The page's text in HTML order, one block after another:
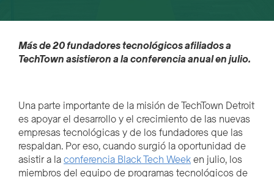
Más de 20 fundadores tecnológicos afiliados a
TechTown asistieron a la conferencia anual en julio.
Una parte importante de la misión de TechTown Detroit
es apoyar el desarrollo y el crecimiento de las nuevas
empresas tecnológicas y de los fundadores que las
respaldan. Por eso, cuando surgió la oportunidad de
asistir a laconferencia Black Tech Weeken julio, los
miembros del equipo de programas tecnológicos de